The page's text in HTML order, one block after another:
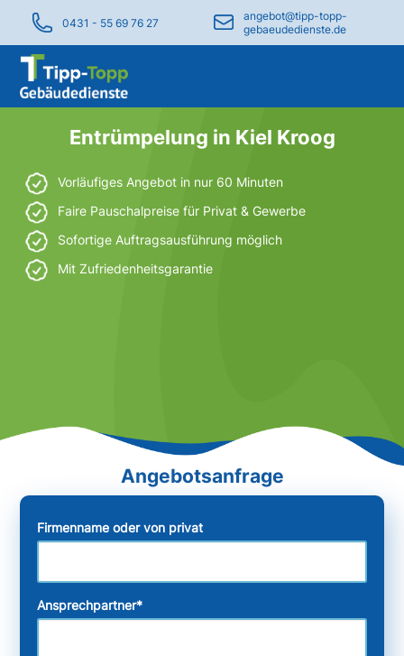
0431 - 55 69 76 27
angebot@tipp-topp-
gebaeudedienste.de
Entrümpelung in Kiel Kroog
Vorläufiges Angebot in nur 60 Minuten
Faire Pauschalpreise für Privat & Gewerbe
Sofortige Auftragsausführung möglich
Mit Zufriedenheitsgarantie
Firmenname oder von privat
Ansprechpartner*